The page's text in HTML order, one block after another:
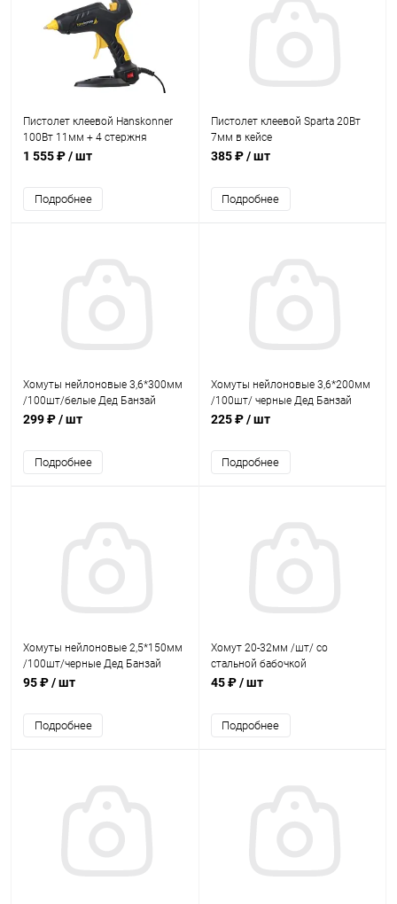
Пистолет клеевой Hanskonner
100Вт 11мм + 4 стержня
1 555 ₽/ шт
Подробнее
Пистолет клеевой Sparta 20Вт
7мм в кейсе
385 ₽/ шт
Подробнее
Хомуты нейлоновые 3,6*300мм
/100шт/белые Дед Банзай
299 ₽/ шт
Подробнее
Хомуты нейлоновые 3,6*200мм
/100шт/ черные Дед Банзай
225 ₽/ шт
Подробнее
Хомуты нейлоновые 2,5*150мм
/100шт/черные Дед Банзай
95 ₽/ шт
Подробнее
Хомут 20-32мм /шт/ со
стальной бабочкой
45 ₽/ шт
Подробнее